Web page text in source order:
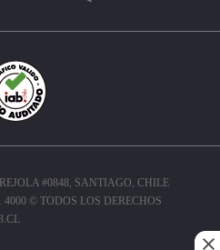
#0848, SANTIAGO, CHILE
4000 © TODOS LOS DERECHOS